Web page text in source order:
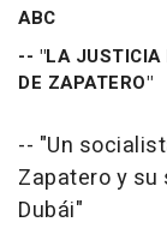
ABC
-- "LA JUSTICIA
DE ZAPATERO"
-- "Un
Zapatero y
Dubái"